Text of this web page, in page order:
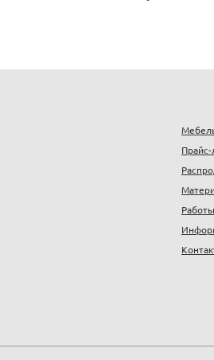
Прайс-
Работы